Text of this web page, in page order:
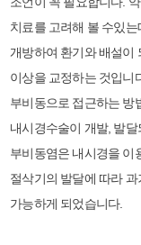
치료를 고려해 볼 수있
개방하여 환기와 배설이
이상을 교정하는 것입니
부비동으로 접근하는 방
내시경수술이 개발, 발
부비동염은 내시경을 이
절삭기의 발달에 따라
가능하게 되었습니다.